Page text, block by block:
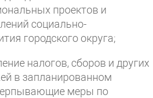
проектов и
социально-
городского округа;
налогов, сборов и других
в запланированном
меры по